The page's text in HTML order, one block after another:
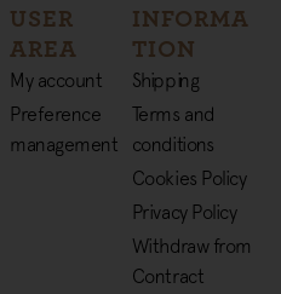
USER
AREA
My account
Preference
management
INFORMA
TION
Shipping
Terms and
conditions
Cookies Policy
Privacy Policy
Withdraw from
Contract